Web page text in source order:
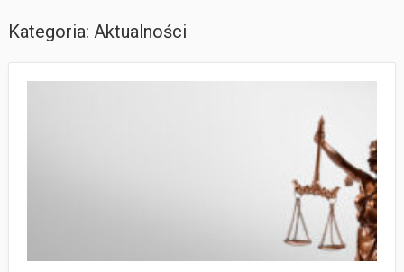
Kategoria: Aktualności